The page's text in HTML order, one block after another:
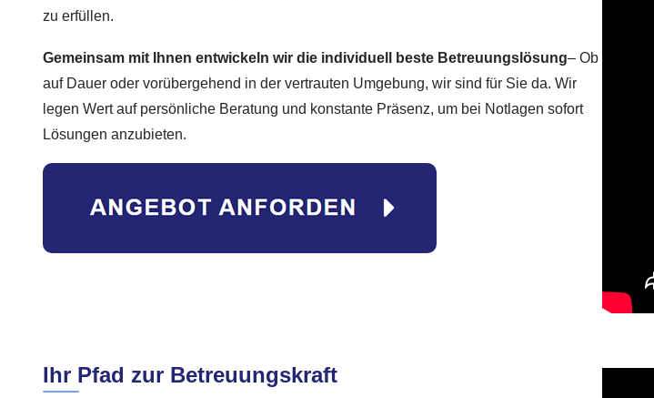
zu erfüllen.
Gemeinsam mit Ihnen entwickeln wir die individuell beste Betreuungslösung– Ob
auf Dauer oder vorübergehend in der vertrauten Umgebung, wir sind für Sie da. Wir
legen Wert auf persönliche Beratung und konstante Präsenz, um bei Notlagen sofort
Lösungen anzubieten.
Ihr Pfad zur Betreuungskraft